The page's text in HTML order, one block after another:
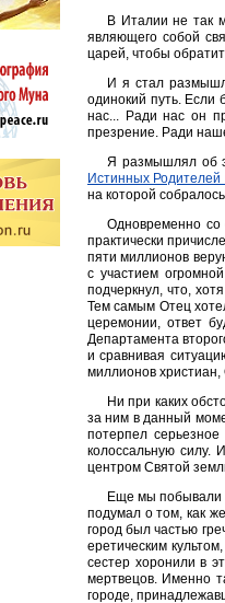
В Италии не так
являющего собой
царей, чтобы
И я стал
одинокий путь. Если
нас... Ради нас он
презрение. Ради
Я размышлял об
Истинных Родителей
на которой
Одновременно
практически
пяти миллионов
с участием
подчеркнул, что,
Тем самым Отец
церемонии, ответ
Департамента
и сравнивая
миллионов
Ни при каких
за ним в данный
потерпел
колоссальную
центром Святой
Еще мы побывали
подумал о том, как
город был частью
еретическим
сестер хоронили в
мертвецов. Именно
городе,